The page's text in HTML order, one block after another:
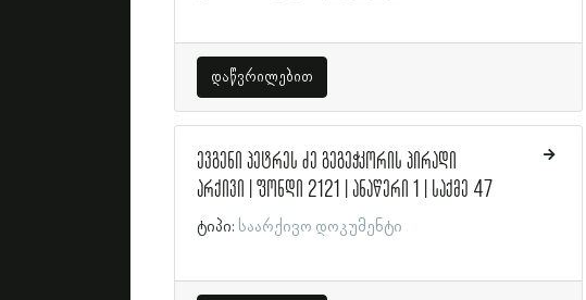
დაწვრილებით
ევგენი პეტრეს ძე გეგეჭკორის პირადი
არქივი | ფონდი 2121 | ანაწერი 1 | საქმე 47
ტიპი: საარქივო დოკუმენტი